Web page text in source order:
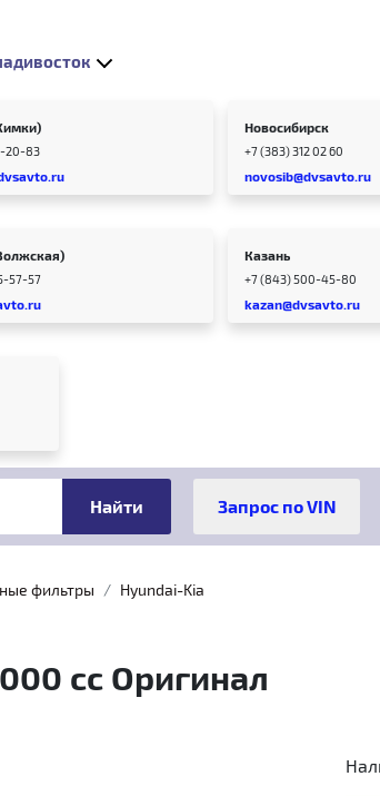
20-83
Новосибирск
+7 (383) 312 02 60
novosib@dvsavto.ru
57-57
Казань
+7 (843) 500-45-80
kazan@dvsavto.ru
фильтры
Hyundai-Kia
cc Оригинал